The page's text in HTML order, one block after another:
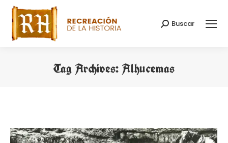
Search:
Buscar
Tag Archives:Alhucemas